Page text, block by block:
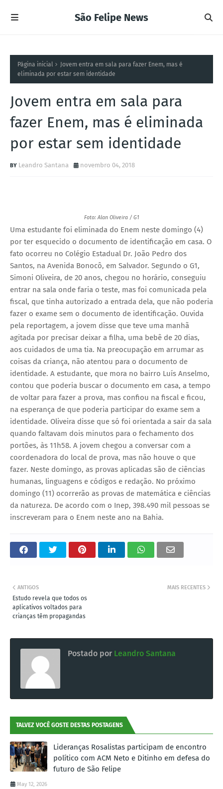
São Felipe News
Página inicial
Jovem entra em sala para fazer Enem, mas é
eliminada por estar sem identidade
Jovem entra em sala para
fazer Enem, mas é eliminada
por estar sem identidade
Leandro Santana novembro 04, 2018
Foto: Alan Oliveira / G1
Uma estudante foi eliminada do Enem neste domingo (4)
por ter esquecido o documento de identificação em casa. O
fato ocorreu no Colégio Estadual Dr. João Pedro dos
Santos, na Avenida Bonocô, em Salvador. Segundo o G1,
Simoni Oliveira, de 20 anos, chegou no horário, conseguiu
entrar na sala onde faria o teste, mas foi comunicada pela
fiscal, que tinha autorizado a entrada dela, que não poderia
fazer o exame sem o documento de identificação. Ouvida
pela reportagem, a jovem disse que teve uma manhã
agitada por precisar deixar a filha, uma bebê de 20 dias,
aos cuidados de uma tia. Na preocupação em arrumar as
coisas da criança, não atentou para o documento de
identidade. A estudante, que mora no bairro Luís Anselmo,
contou que poderia buscar o documento em casa, a tempo
de voltar para fazer a prova, mas confiou na fiscal e ficou,
na esperança de que poderia participar do exame sem a
identidade. Oliveira disse que só foi orientada a sair da sala
quando faltavam dois minutos para o fechamento dos
portões, às 11h58. A jovem chegou a conversar com a
coordenadora do local de prova, mas não houve o que
fazer. Neste domingo, as provas aplicadas são de ciências
humanas, linguagens e códigos e redação. No próximo
domingo (11) ocorrerão as provas de matemática e ciências
da natureza. De acordo com o Inep, 398.490 mil pessoas se
inscreveram para o Enem neste ano na Bahia.
MAIS RECENTES
ANTIGOS
Estudo revela que todos os
aplicativos voltados para
crianças têm propagandas
Postado por Leandro Santana
TALVEZ VOCÊ GOSTE DESTAS POSTAGENS
Lideranças Rosalistas participam de encontro
político com ACM Neto e Ditinho em defesa do
futuro de São Felipe
May 12, 2026